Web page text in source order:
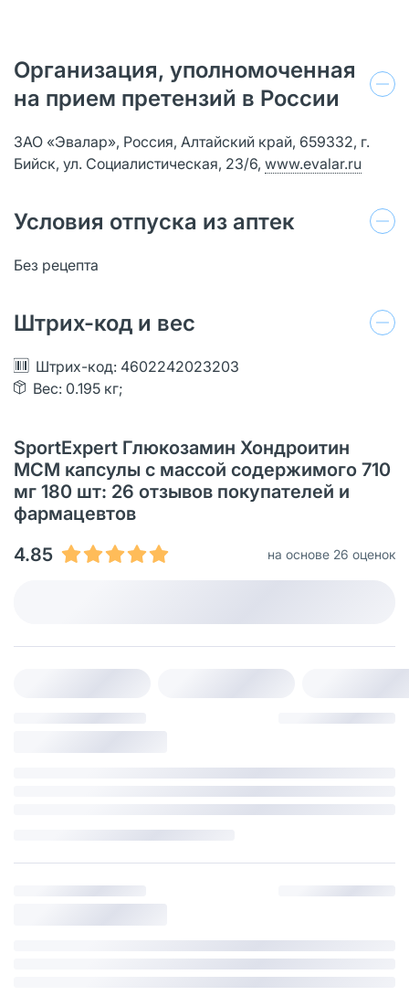
Организация, уполномоченная
на прием претензий в России
ЗАО «Эвалар», Россия, Алтайский край, 659332, г.
Бийск, ул. Социалистическая, 23/6, www.evalar.ru
Условия отпуска из аптек
Без рецепта
Штрих-код и вес
Штрих-код: 4602242023203
Вес: 0.195 кг;
SportExpert Глюкозамин Хондроитин
МСМ капсулы с массой содержимого 710
мг 180 шт: 26 отзывов покупателей и
фармацевтов
4.85
на основе 26 оценок